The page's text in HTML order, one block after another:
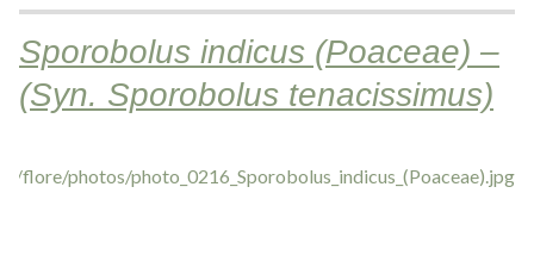
Sporobolus indicus (Poaceae) –
(Syn. Sporobolus tenacissimus)